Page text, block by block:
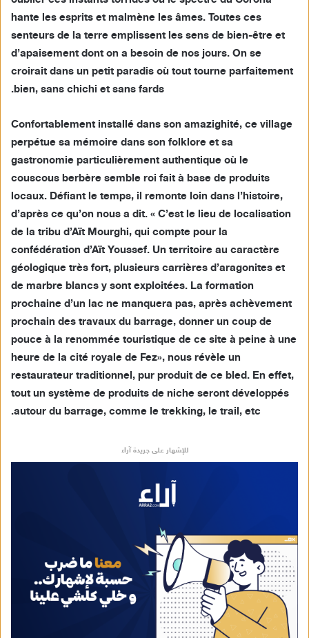
hante les esprits et malmène les âmes. Toutes ces
senteurs de la terre emplissent les sens de bien-être et
d’apaisement dont on a besoin de nos jours. On se
croirait dans un petit paradis où tout tourne parfaitement
bien, sans chichi et sans fards.
Confortablement installé dans son amazighité, ce village
perpétue sa mémoire dans son folklore et sa
gastronomie particulièrement authentique où le
couscous berbère semble roi fait à base de produits
locaux. Défiant le temps, il remonte loin dans l’histoire,
d’après ce qu’on nous a dit. « C’est le lieu de localisation
de la tribu d’Aït Mourghi, qui compte pour la
confédération d’Aït Youssef. Un territoire au caractère
géologique très fort, plusieurs carrières d’aragonites et
de marbre blancs y sont exploitées. La formation
prochaine d’un lac ne manquera pas, après achèvement
prochain des travaux du barrage, donner un coup de
pouce à la renommée touristique de ce site à peine à une
heure de la cité royale de Fez», nous révèle un
restaurateur traditionnel, pur produit de ce bled. En effet,
tout un système de produits de niche seront développés
autour du barrage, comme le trekking, le trail, etc.
للإشهار على جريدة آراء